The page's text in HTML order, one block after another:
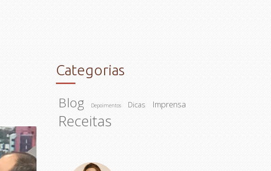
Categorias
Blog Depoimentos Dicas Imprensa
Receitas